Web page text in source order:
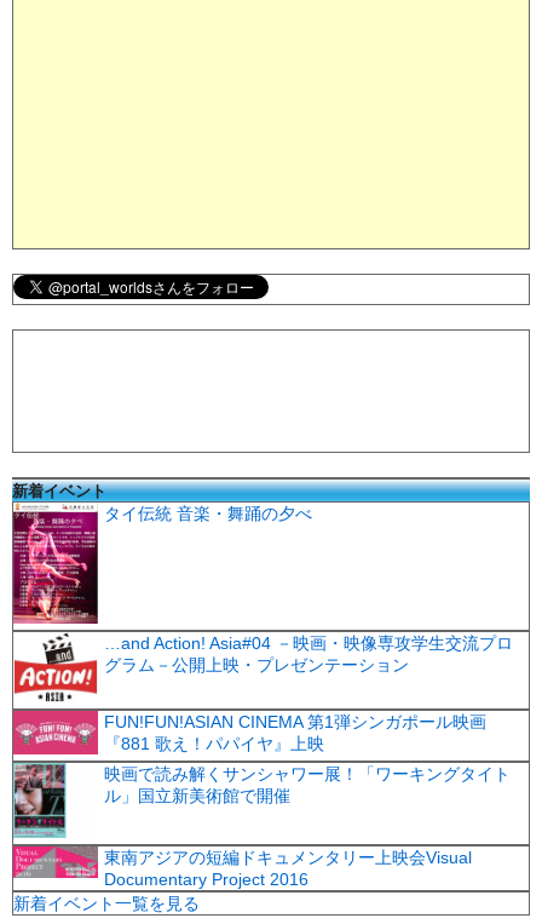
新着イベント
タイ伝統 音楽・舞踊の夕べ
…and Action! Asia#04 －映画・映像専攻学生交流プロ
グラム－公開上映・プレゼンテーション
FUN!FUN!ASIAN CINEMA 第1弾シンガポール映画
『881 歌え！パパイヤ』上映
映画で読み解くサンシャワー展！「ワーキングタイト
ル」国立新美術館で開催
東南アジアの短編ドキュメンタリー上映会Visual
Documentary Project 2016
新着イベント一覧を見る